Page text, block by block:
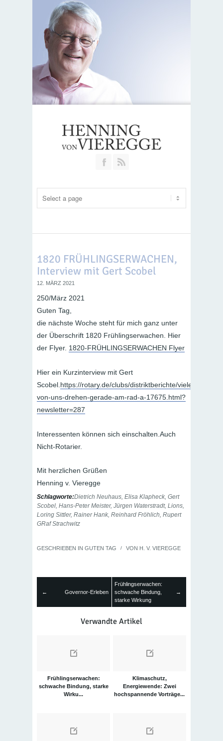
Join our Facebook Group
1820 FRÜHLINGSERWACHEN,
Interview mit Gert Scobel
12. MÄRZ 2021
250/März 2021
Guten Tag,
die nächste Woche steht für mich ganz unter
der Überschrift 1820 Frühlingserwachen. Hier
der Flyer. 1820-FRÜHLINGSERWACHEN Flyer
Hier ein Kurzinterview mit Gert
Scobel. https://rotary.de/clubs/distriktberichte/viele-
von-uns-drehen-gerade-am-rad-a-17675.html?
newsletter=287
Interessenten können sich einschalten.Auch
Nicht-Rotarier.
Mit herzlichen Grüßen
Henning v. Vieregge
Schlagworte:Dietrich Neuhaus, Elisa Klapheck, Gert
Scobel, Hans-Peter Meister, Jürgen Waterstradt, Lions,
Loring Sittler, Rainer Hank, Reinhard Fröhlich, Rupert
GRaf Strachwitz
GESCHRIEBEN IN GUTEN TAG / VON H. V. VIEREGGE
← Governor-Erleben
Frühlingserwachen:
schwache Bindung,
starke Wirkung
→
Verwandte Artikel
Frühlingserwachen:
schwache Bindung, starke
Wirku...
Klimaschutz,
Energiewende: Zwei
hochspannende Vorträge...